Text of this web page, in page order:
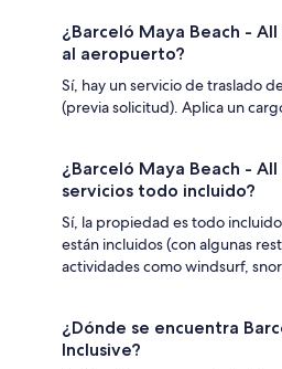
¿Barceló Maya Beach -
al aeropuerto?
Sí, hay un servicio de traslado
(previa solicitud). Aplica un
¿Barceló Maya Beach -
servicios todo incluido?
Sí, la propiedad es todo
están incluidos (con algunas
actividades como windsurf,
¿Dónde se encuentra
Inclusive?